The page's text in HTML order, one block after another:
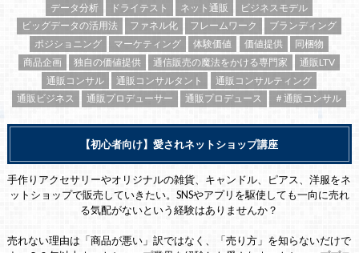
データ分析
ドライテスト ネット通販
ビジネスモデル
ビッグデータの活用法
ファネル化 フレームワーク
ブランディング
ポジショニング
マーケティング 体験価値 価値提供
同梱物
商品企画
独自の価値提供 通信販売の魔法をかける専門家
通販LTV
通販コンサル
通販コンサルタント
通販コンサルティング
通販ビジネス
通販プロデューサー 通販プロデュース ＃通販コンサル
【初心者向け】愛されネットショップ講座
手作りアクセサリーやオリジナルの雑貨、キャンドル、ピアス、洋服をネ
ットショップで販売していきたい。SNSやアプリを駆使しても一向に売れ
る気配がないという経験はありませんか？
売れない理由は「商品が悪い」訳ではなく、「売り方」を知らないだけで